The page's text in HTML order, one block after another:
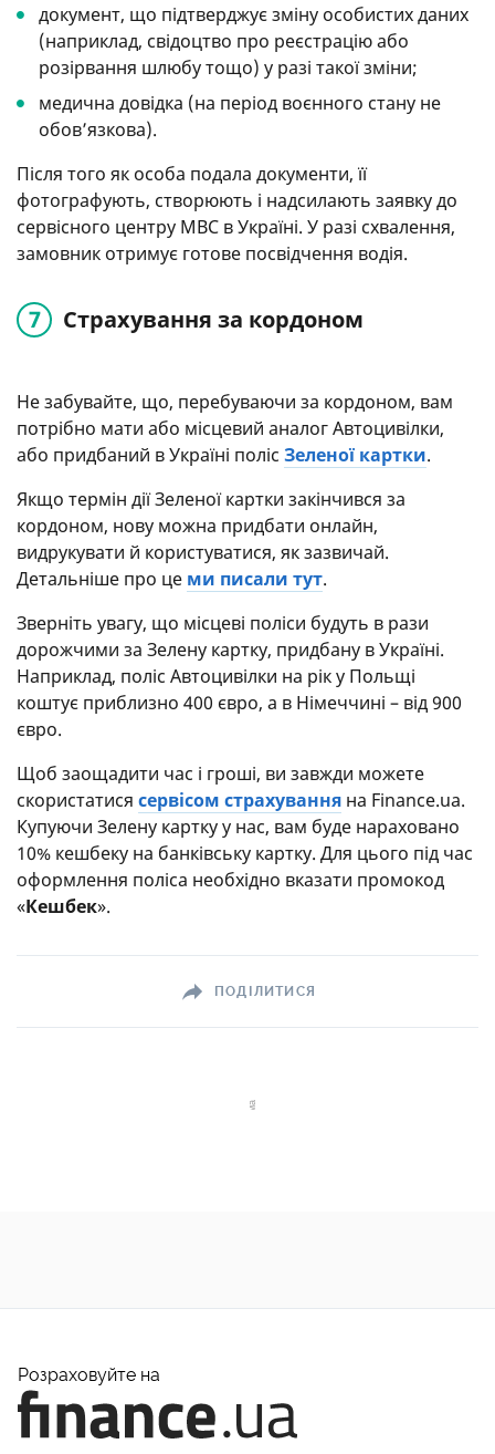
документ, що підтверджує зміну особистих даних
(наприклад, свідоцтво про реєстрацію або
розірвання шлюбу тощо) у разі такої зміни;
медична довідка (на період воєнного стану не
обов’язкова).
Після того як особа подала документи, її
фотографують, створюють і надсилають заявку до
сервісного центру МВС в Україні. У разі схвалення,
замовник отримує готове посвідчення водія.
Страхування за кордоном
Не забувайте, що, перебуваючи за кордоном, вам
потрібно мати або місцевий аналог Автоцивілки,
або придбаний в Україні поліс Зеленої картки.
Якщо термін дії Зеленої картки закінчився за
кордоном, нову можна придбати онлайн,
видрукувати й користуватися, як зазвичай.
Детальніше про це ми писали тут.
Зверніть увагу, що місцеві поліси будуть в рази
дорожчими за Зелену картку, придбану в Україні.
Наприклад, поліс Автоцивілки на рік у Польщі
коштує приблизно 400 євро, а в Німеччині – від 900
євро.
Щоб заощадити час і гроші, ви завжди можете
скористатися сервісом страхування на Finance.ua.
Купуючи Зелену картку у нас, вам буде нараховано
10% кешбеку на банківську картку. Для цього під час
оформлення поліса необхідно вказати промокод
«Кешбек».
ПОДІЛИТИСЯ
Розраховуйте на